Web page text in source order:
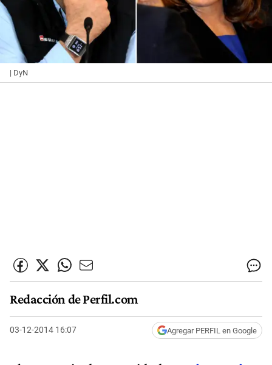
| DyN
Redacción de Perfil.com
03-12-2014 16:07 Agregar PERFIL en Google